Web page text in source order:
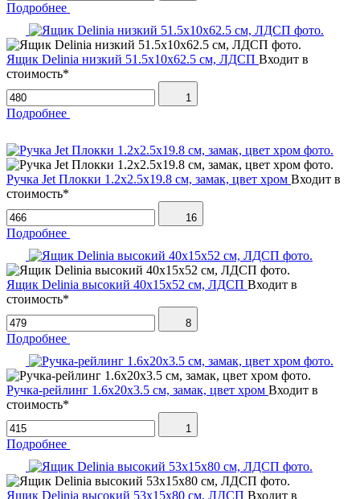
Подробнее
Ящик Delinia низкий 51.5х10х62.5 см, ЛДСП Входит в
стоимость*
1
Подробнее
Ручка Jet Плокки 1.2х2.5х19.8 см, замак, цвет хром Входит в
стоимость*
16
Подробнее
Ящик Delinia высокий 40х15х52 см, ЛДСП Входит в
стоимость*
8
Подробнее
Ручка-рейлинг 1.6х20х3.5 см, замак, цвет хром Входит в
стоимость*
1
Подробнее
Ящик Delinia высокий 53х15х80 см, ЛДСП Входит в